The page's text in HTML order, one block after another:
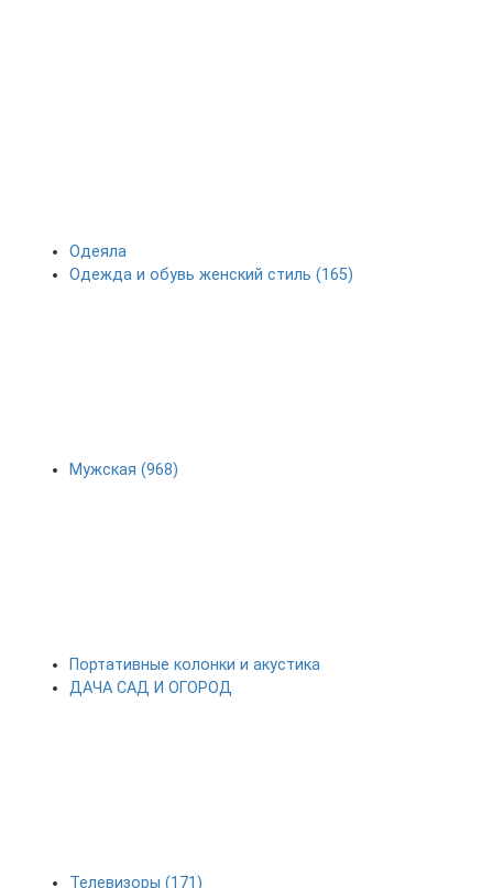
Одеяла
Одежда и обувь женский стиль (165)
Мужская (968)
Портативные колонки и акустика
ДАЧА САД И ОГОРОД
Телевизоры (171)